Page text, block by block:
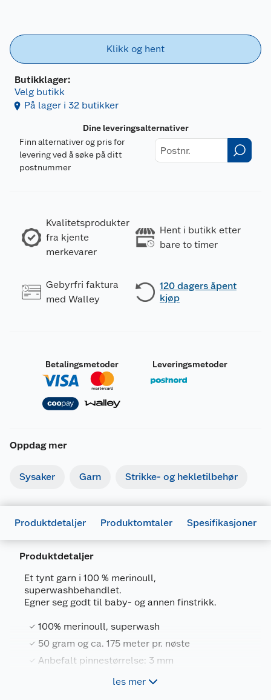
Klikk og hent
Butikklager:
Velg butikk
På lager i 32 butikker
Dine leveringsalternativer
Finn alternativer og pris for
levering ved å søke på ditt
postnummer
Kvalitetsprodukter
fra kjente
merkevarer
Hent i butikk etter
bare to timer
Gebyrfri faktura
med Walley
120 dagers åpent
kjøp
Betalingsmetoder Leveringsmetoder
Oppdag mer
Sysaker Garn Strikke- og hekletilbehør
Produktdetaljer Produktomtaler Spesifikasjoner
Produktdetaljer
Et tynt garn i 100 % merinoull,
superwashbehandlet.
Egner seg godt til baby- og annen finstrikk.
100% merinoull, superwash
50 gram og ca. 175 meter pr. nøste
Anbefalt pinnestørrelse: 3 mm
Velegnet til baby- og finstrikk
les mer
Artikkelnummer
Leverandørens artikkelnummer
804-403
Størrelse
Farge